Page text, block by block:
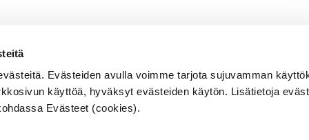
Evästeiden avulla voimme tarjota sujuvamman
käyttöä, hyväksyt evästeiden käytön. Lisätietoja
Evästeet (cookies).
Rekisteri